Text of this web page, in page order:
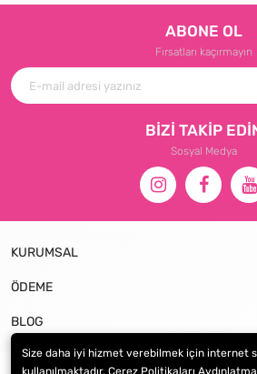
ABONE OL
Fırsatları kaçırmayın
BİZİ TAKİP
Sosyal Medya
KURUMSAL
ÖDEME
BLOG
Size daha iyi hizmet verebilmek için internet
kullanılmaktadır. Çerez Politikaları